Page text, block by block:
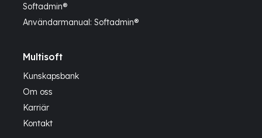
Softadmin®
Användarmanual: Softadmin®
Multisoft
Kunskapsbank
Om oss
Karriär
Kontakt